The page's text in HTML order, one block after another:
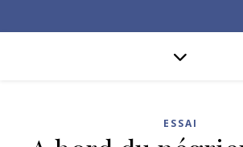
ESSAI